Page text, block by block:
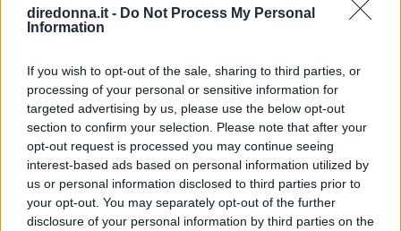
diredonna.it - Do Not Process My Personal
Information
If you wish to opt-out of the sale, sharing to third parties, or
processing of your personal or sensitive information for
targeted advertising by us, please use the below opt-out
section to confirm your selection. Please note that after your
opt-out request is processed you may continue seeing
interest-based ads based on personal information utilized by
us or personal information disclosed to third parties prior to
your opt-out. You may separately opt-out of the further
disclosure of your personal information by third parties on the